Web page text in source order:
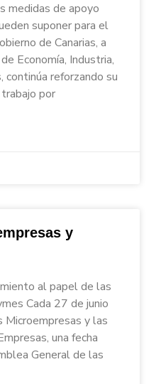
medidas de apoyo
suponer para el
de Canarias, a
Economía, Industria,
continúa reforzando su
por
y
al papel de las
Cada 27 de junio
y las
una fecha
General de las